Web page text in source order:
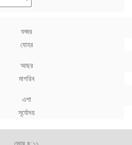
ফজর
যোহর
আছর
মাগরিব
এশা
সূর্যোদয়